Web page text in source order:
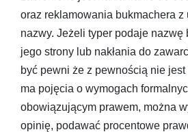
oraz reklamowania bukmachera z
nazwy. Jeżeli typer podaje nazwę
jego strony lub nakłania do
być pewni że z pewnością nie
ma pojęcia o wymogach
obowiązującym prawem, można
opinię, podawać procentowe